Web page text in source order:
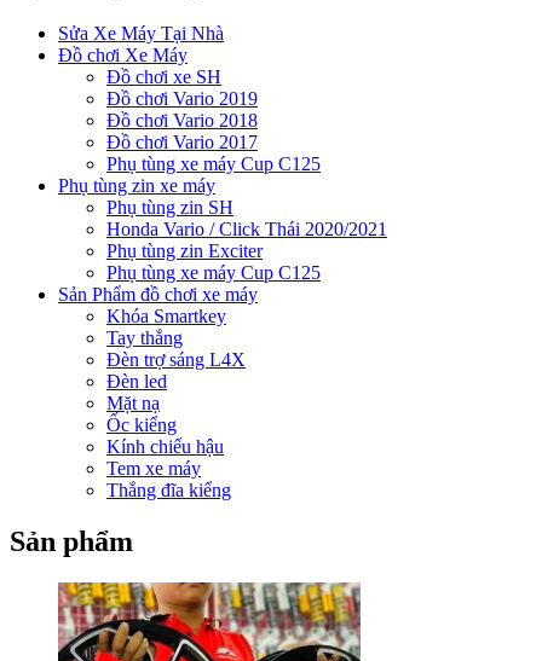
Sửa Xe Máy Tại Nhà
Đồ chơi Xe Máy
Đồ chơi xe SH
Đồ chơi Vario 2019
Đồ chơi Vario 2018
Đồ chơi Vario 2017
Phụ tùng xe máy Cup C125
Phụ tùng zin xe máy
Phụ tùng zin SH
Honda Vario / Click Thái 2020/2021
Phụ tùng zin Exciter
Phụ tùng xe máy Cup C125
Sản Phẩm đồ chơi xe máy
Khóa Smartkey
Tay thắng
Đèn trợ sáng L4X
Đèn led
Mặt nạ
Ốc kiểng
Kính chiếu hậu
Tem xe máy
Thắng đĩa kiểng
Sản phẩm